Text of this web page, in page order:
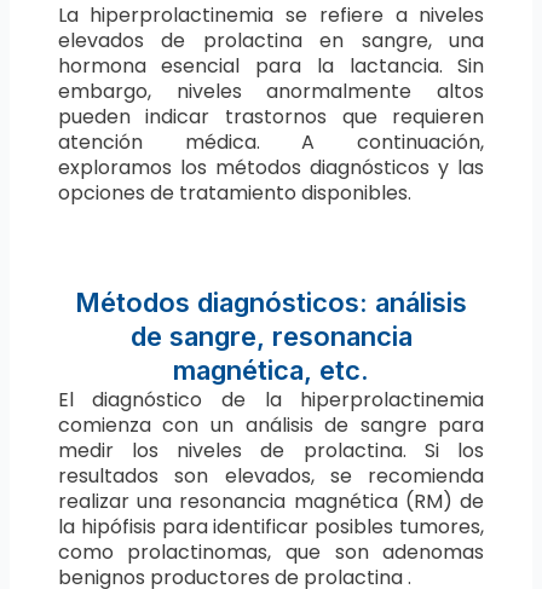
La hiperprolactinemia se refiere a niveles
elevados de prolactina en sangre, una
hormona esencial para la lactancia. Sin
embargo, niveles anormalmente altos
pueden indicar trastornos que requieren
atención médica. A continuación,
exploramos los métodos diagnósticos y las
opciones de tratamiento disponibles.
Métodos diagnósticos: análisis
de sangre, resonancia
magnética, etc.
El diagnóstico de la hiperprolactinemia
comienza con un análisis de sangre para
medir los niveles de prolactina. Si los
resultados son elevados, se recomienda
realizar una resonancia magnética (RM) de
la hipófisis para identificar posibles tumores,
como prolactinomas, que son adenomas
benignos productores de prolactina .